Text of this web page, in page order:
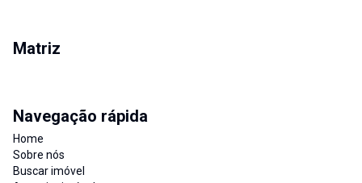
Matriz
Navegação rápida
Home
Sobre nós
Buscar imóvel